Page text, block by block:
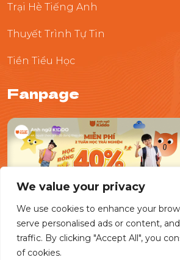
We value your privacy
We use cookies to enhance your
serve personalised ads or content,
traffic. By clicking "Accept All", you
of cookies.
Trại Hè Tiếng Anh
Thuyết Trình Tự Tin
Tiền Tiểu Học
Fanpage